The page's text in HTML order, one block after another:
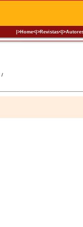
|>Home<|>Revistas<|>
/